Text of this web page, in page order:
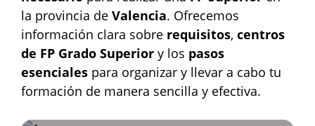
la provincia de Valencia. Ofrecemos
información clara sobre requisitos, centros
de FP Grado Superior y los pasos
esenciales para organizar y llevar a cabo tu
formación de manera sencilla y efectiva.